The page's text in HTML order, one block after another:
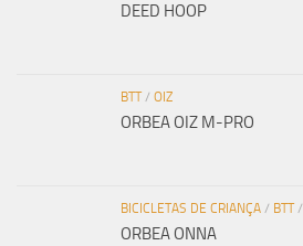
DEED HOOP
BTT/ OIZ
ORBEA OIZ M-PRO
BICICLETAS DE CRIANÇA / BTT/
ORBEA ONNA